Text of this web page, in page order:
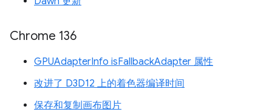
Chrome 136
GPUAdapterInfo isFallbackAdapter 属性
改进了 D3D12 上的着色器编译时间
保存和复制画布图片